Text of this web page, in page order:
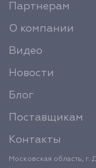
Партнерам
О компании
Видео
Новости
Блог
Поставщикам
Контакты
Московская область, г.